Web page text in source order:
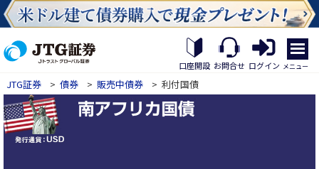
口座開設 お問合せ ログイン
繝｡
繝
九
メニュー
JTG証券 > 債券 > 販売中債券 > 利付国債